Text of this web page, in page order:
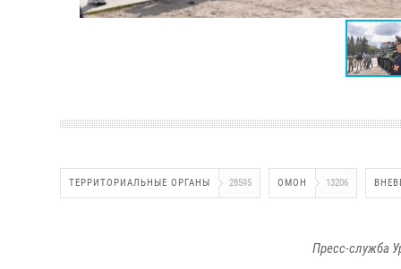
ТЕРРИТОРИАЛЬНЫЕ ОРГАНЫ 28595 ОМОН 13206
Пресс-служба